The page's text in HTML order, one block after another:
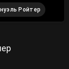
Ройтер